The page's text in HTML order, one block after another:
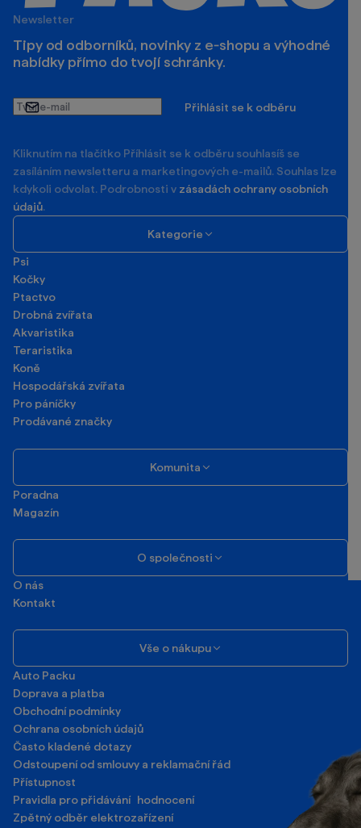
Newsletter
Tipy od odborníků, novinky z e‑shopu a výhodné
nabídky přímo do tvojí schránky.
Tvůj
e-
Přihlásit se k odběru
Kliknutím na tlačítko Příhlásit se k odběru souhlasíš se
zasíláním newsletteru a marketingových e-mailů. Souhlas lze
kdykoli odvolat. Podrobnosti v zásadách ochrany osobních
údajů.
Kategorie
Psi
Kočky
Ptactvo
Drobná zvířata
Akvaristika
Teraristika
Koně
Hospodářská zvířata
Pro páníčky
Prodávané značky
Komunita
Poradna
Magazín
O společnosti
O nás
Kontakt
Vše o nákupu
Auto Packu
Doprava a platba
Obchodní podmínky
Ochrana osobních údajů
Často kladené dotazy
Odstoupení od smlouvy a reklamační řád
Přístupnost
Pravidla pro přidávání hodnocení
Zpětný odběr elektrozařízení